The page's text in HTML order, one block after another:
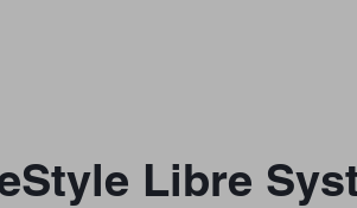
Libre